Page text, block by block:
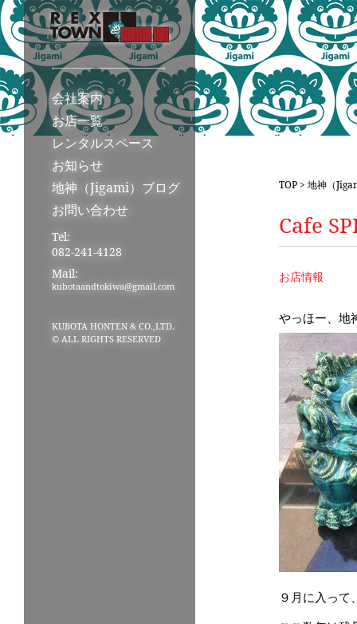
会社案内
お店一覧
レンタルスペース
お知らせ
地神（Jigami）ブログ
お問い合わせ
Tel:
082-241-4128
Mail:
kubotaandtokiwa@gmail.com
KUBOTA HONTEN & CO.,LTD.
© ALL RIGHTS RESERVED
TOP> 地神（
Cafe
お店情報
やっほー、地
９月に入って